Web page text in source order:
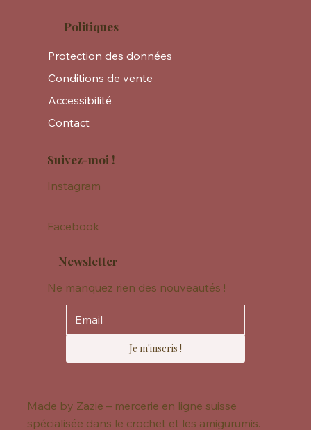
Politiques
Protection des données
Conditions de vente
Accessibilité
Contact
Suivez-moi !
Instagram
Facebook
Newsletter
Ne manquez rien des nouveautés !
Je m'inscris !
Made by Zazie – mercerie en ligne suisse
spécialisée dans le crochet et les amigurumis.